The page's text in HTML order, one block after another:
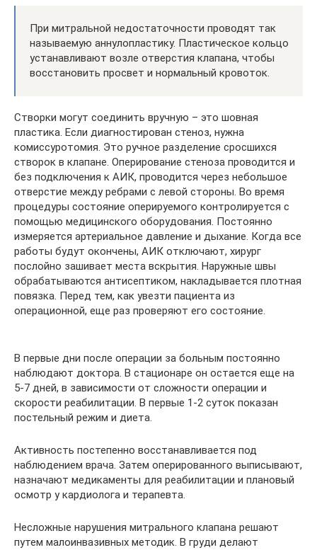
При митральной недостаточности проводят так
называемую аннулопластику. Пластическое кольцо
устанавливают возле отверстия клапана, чтобы
восстановить просвет и нормальный кровоток.
Створки могут соединить вручную – это шовная
пластика. Если диагностирован стеноз, нужна
комиссуротомия. Это ручное разделение сросшихся
створок в клапане. Оперирование стеноза проводится и
без подключения к АИК, проводится через небольшое
отверстие между ребрами с левой стороны. Во время
процедуры состояние оперируемого контролируется с
помощью медицинского оборудования. Постоянно
измеряется артериальное давление и дыхание. Когда все
работы будут окончены, АИК отключают, хирург
послойно зашивает места вскрытия. Наружные швы
обрабатываются антисептиком, накладывается плотная
повязка. Перед тем, как увезти пациента из
операционной, еще раз проверяют его состояние.
В первые дни после операции за больным постоянно
наблюдают доктора. В стационаре он остается еще на
5-7 дней, в зависимости от сложности операции и
скорости реабилитации. В первые 1-2 суток показан
постельный режим и диета.
Активность постепенно восстанавливается под
наблюдением врача. Затем оперированного выписывают,
назначают медикаменты для реабилитации и плановый
осмотр у кардиолога и терапевта.
Несложные нарушения митрального клапана решают
путем малоинвазивных методик. В груди делают